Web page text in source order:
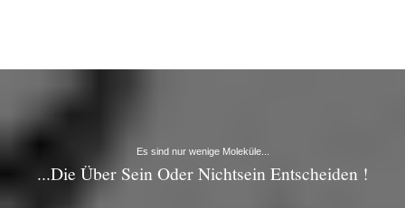
Es sind nur wenige Moleküle...
...die Über Sein Oder Nichtsein Entscheiden !